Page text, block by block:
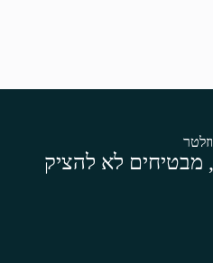
לא להציק